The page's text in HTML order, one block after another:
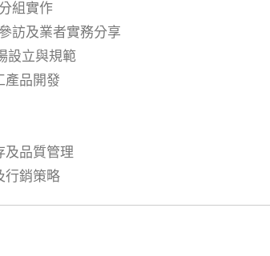
組實作
訪及業者實務分享
設立與規範
產品開發
及品質管理
行銷策略